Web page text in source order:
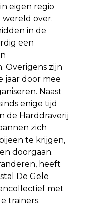
eigen regio
over.
in de
een
Overigens zijn
jaar door mee
Naast
enige tijd
de Harddraverij
zich
te krijgen,
doorgaan.
heeft
De Gele
met
trainers.